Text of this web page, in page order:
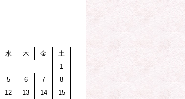
水 木 金
土
1
5 6 7
8
12 13 14
15